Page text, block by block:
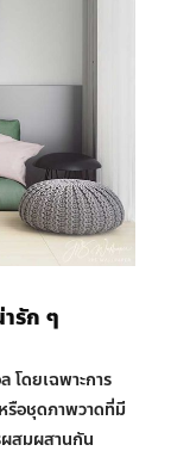
รัก ๆ
โดยเฉพาะการ
รือชุดภาพวาดที่มี
ผสมผสานกัน